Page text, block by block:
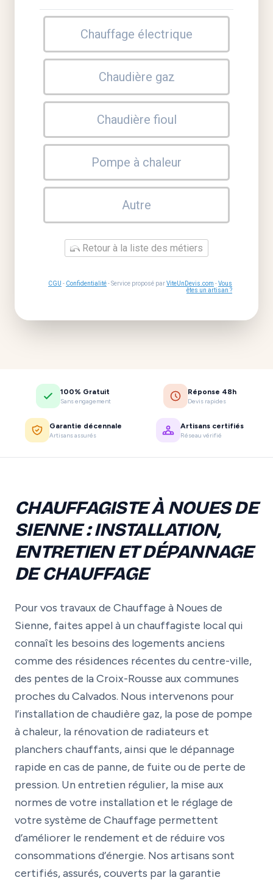
Chauffage électrique
Chaudière gaz
Chaudière fioul
Pompe à chaleur
Autre
Retour à la liste des métiers
CGU - Confidentialité- Service proposé parViteUnDevis.com -Vous
êtes un artisan ?
100% Gratuit
Sans engagement
Réponse 48h
Devis rapides
Garantie décennale
Artisans assurés
Artisans certifiés
Réseau vérifié
CHAUFFAGISTE À NOUES DE
SIENNE : INSTALLATION,
ENTRETIEN ET DÉPANNAGE
DE CHAUFFAGE
Pour vos travaux de Chauffage à Noues de
Sienne, faites appel à un chauffagiste local qui
connaît les besoins des logements anciens
comme des résidences récentes du centre-ville,
des pentes de la Croix-Rousse aux communes
proches du Calvados. Nous intervenons pour
l’installation de chaudière gaz, la pose de pompe
à chaleur, la rénovation de radiateurs et
planchers chauffants, ainsi que le dépannage
rapide en cas de panne, de fuite ou de perte de
pression. Un entretien régulier, la mise aux
normes de votre installation et le réglage de
votre système de Chauffage permettent
d’améliorer le rendement et de réduire vos
consommations d’énergie. Nos artisans sont
certifiés, assurés, couverts par la garantie